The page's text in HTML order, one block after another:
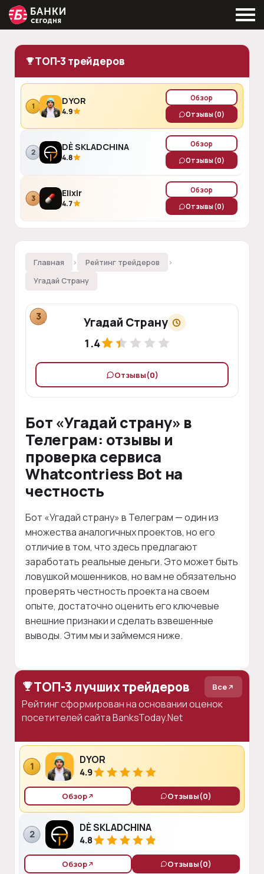
ТОП-3 трейдеров
1 DYOR
4.9
Обзор
Отзывы(0)
2 DÈ SKLADCHINA
4.8
Обзор
Отзывы(0)
3 Elixir
4.7
Обзор
Отзывы(0)
Главная › Рейтинг трейдеров ›
Угадай Страну
3 Угадай Страну
1.4
Отзывы(0)
Бот «Угадай страну» в
Телеграм: отзывы и
проверка сервиса
Whatcontriess Bot на
честность
Бот «Угадай страну» в Телеграм — один из
множества аналогичных проектов, но его
отличие в том, что здесь предлагают
заработать реальные деньги. Это может быть
ловушкой мошенников, но вам не обязательно
проверять честность проекта на своем
опыте, достаточно оценить его ключевые
внешние признаки и сделать взвешенные
выводы. Этим мы и займемся ниже.
ТОП-3 лучших трейдеров Все
Рейтинг сформирован на основании оценок
посетителей сайта BanksToday.Net
1
DYOR
4.9
Обзор Отзывы(0)
2
DÈ SKLADCHINA
4.8
Обзор Отзывы(0)